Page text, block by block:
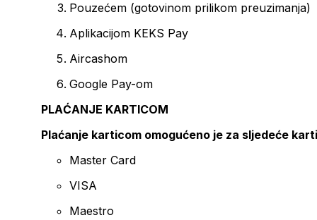
Pouzećem (gotovinom prilikom preuzimanja)
Aplikacijom KEKS Pay
Aircashom
Google Pay-om
PLAĆANJE KARTICOM
Plaćanje karticom omogućeno je za sljedeće
Master Card
VISA
Maestro